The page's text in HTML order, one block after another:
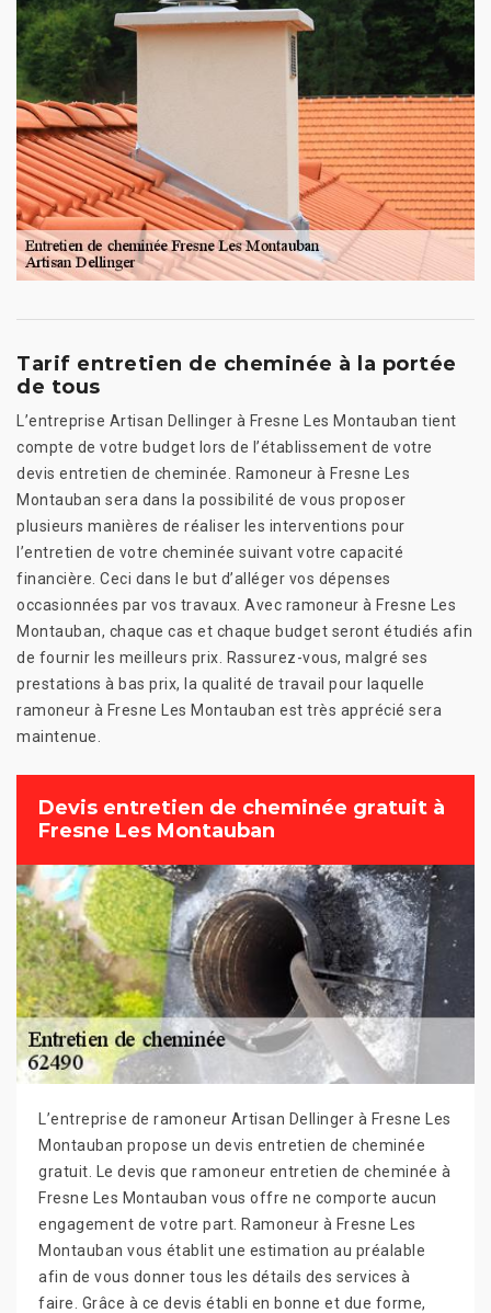
Tarif entretien de cheminée à la portée
de tous
L’entreprise Artisan Dellinger à Fresne Les Montauban tient
compte de votre budget lors de l’établissement de votre
devis entretien de cheminée. Ramoneur à Fresne Les
Montauban sera dans la possibilité de vous proposer
plusieurs manières de réaliser les interventions pour
l’entretien de votre cheminée suivant votre capacité
financière. Ceci dans le but d’alléger vos dépenses
occasionnées par vos travaux. Avec ramoneur à Fresne Les
Montauban, chaque cas et chaque budget seront étudiés afin
de fournir les meilleurs prix. Rassurez-vous, malgré ses
prestations à bas prix, la qualité de travail pour laquelle
ramoneur à Fresne Les Montauban est très apprécié sera
maintenue.
Devis entretien de cheminée gratuit à
Fresne Les Montauban
L’entreprise de ramoneur Artisan Dellinger à Fresne Les
Montauban propose un devis entretien de cheminée
gratuit. Le devis que ramoneur entretien de cheminée à
Fresne Les Montauban vous offre ne comporte aucun
engagement de votre part. Ramoneur à Fresne Les
Montauban vous établit une estimation au préalable
afin de vous donner tous les détails des services à
faire. Grâce à ce devis établi en bonne et due forme,